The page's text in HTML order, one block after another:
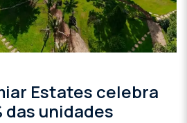
Estates celebra
das unidades